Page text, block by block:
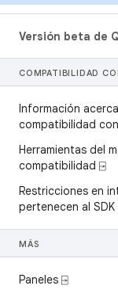
Versión beta de
COMPATIBILIDAD
Información
compatibilidad
Herramientas del
compatibilidad ⍈
Restricciones en
pertenecen al SDK
MÁS
Paneles ⍈